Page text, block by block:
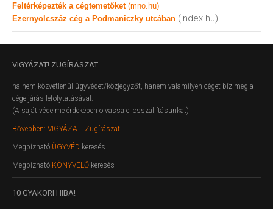
Feltérképezték a cégtemetőket (mno.hu)
Ezernyolcszáz cég a Podmaniczky utcában (index.hu)
VIGYÁZAT! ZUGÍRÁSZAT
ha nem közvetlenül ügyvédet/közjegyzőt, hanem valamilyen céget bíz meg a
cégeljárás lefolytatásával.
(A saját védelme érdekében olvassa el összállításunkat)
Bővebben: VIGYÁZAT! Zugírászat
Megbízható ÜGYVÉD keresés
Megbízható KÖNYVELŐ keresés
10 GYAKORI HIBA!